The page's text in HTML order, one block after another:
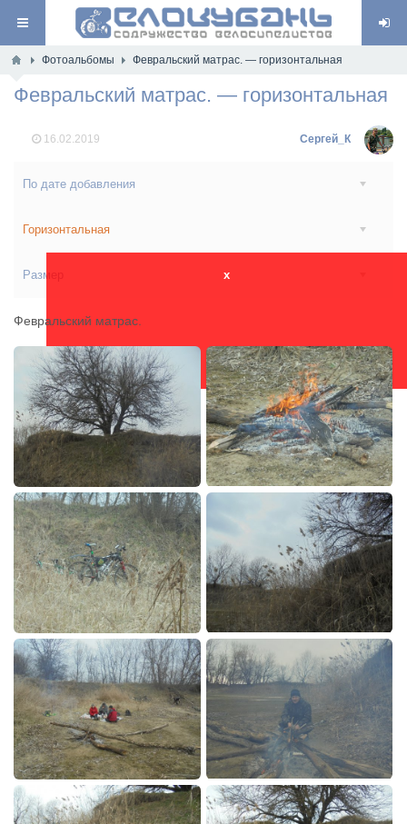
Фотоальбомы Февральский матрас. — горизонтальная
Февральский матрас. — горизонтальная
16.02.2019 Сергей_К
По дате добавления
Горизонтальная
Размер x
Февральский матрас.